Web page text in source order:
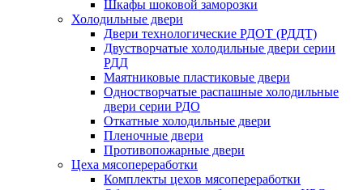
Шкафы шоковой заморозки
Холодильные двери
Двери технологические РДОТ (РДДТ)
Двустворчатые холодильные двери серии
РДД
Маятниковые пластиковые двери
Одностворчатые распашные холодильные
двери серии РДО
Откатные холодильные двери
Пленочные двери
Противопожарные двери
Цеха мясопереработки
Комплекты цехов мясопереработки